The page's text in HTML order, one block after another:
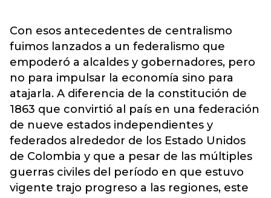
Con esos antecedentes de centralismo
fuimos lanzados a un federalismo que
empoderó a alcaldes y gobernadores, pero
no para impulsar la economía sino para
atajarla. A diferencia de la constitución de
1863 que convirtió al país en una federación
de nueve estados independientes y
federados alrededor de los Estado Unidos
de Colombia y que a pesar de las múltiples
guerras civiles del período en que estuvo
vigente trajo progreso a las regiones, este